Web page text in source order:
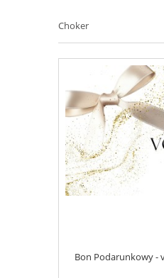
Choker
Bon Podarunkowy -